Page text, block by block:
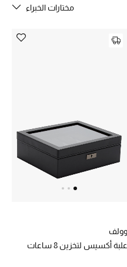
مختارات الخبراء
وولف
علبة أكسيس لتخزين 8 ساعات